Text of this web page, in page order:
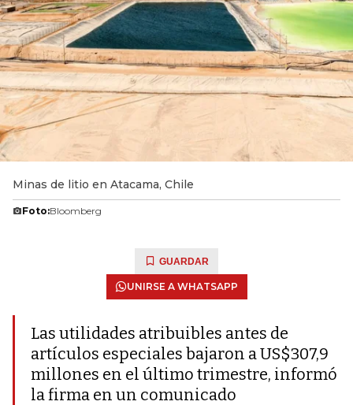
Minas de litio en Atacama, Chile
Foto:Bloomberg
GUARDAR
UNIRSE A WHATSAPP
Las utilidades atribuibles antes de
artículos especiales bajaron a US$307,9
millones en el último trimestre, informó
la firma en un comunicado